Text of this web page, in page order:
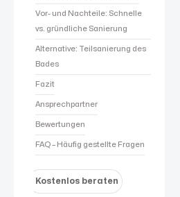
Vor- und Nachteile: Schnelle
vs. gründliche Sanierung
Alternative: Teilsanierung des
Bades
Fazit
Ansprechpartner
Bewertungen
FAQ – Häufig gestellte Fragen
Kostenlos beraten